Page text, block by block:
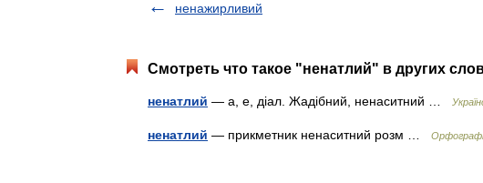
ненажирливий
Смотреть что такое "ненатлий" в других
ненатлий — а, е, діал. Жадібний, ненаситний …
ненатлий — прикметник ненаситний розм …